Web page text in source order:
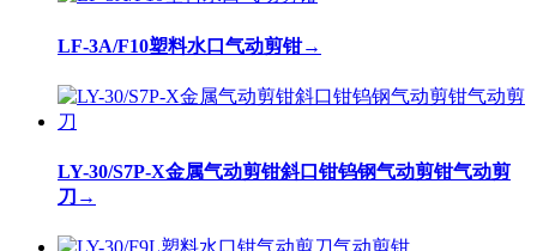
LF-3A/F10塑料水口气动剪钳→
LY-30/S7P-X金属气动剪钳斜口钳钨钢气动剪钳气动剪
刀 →